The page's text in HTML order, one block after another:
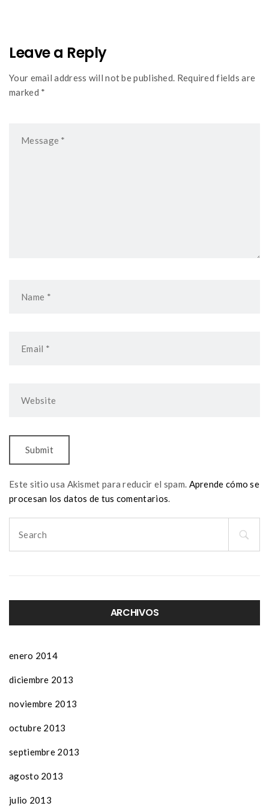
Leave a Reply
Your email address will not be published. Required fields are
marked *
Este sitio usa Akismet para reducir el spam. Aprende cómo se
procesan los datos de tus comentarios
for:
ARCHIVOS
enero 2014
diciembre 2013
noviembre 2013
octubre 2013
septiembre 2013
agosto 2013
julio 2013